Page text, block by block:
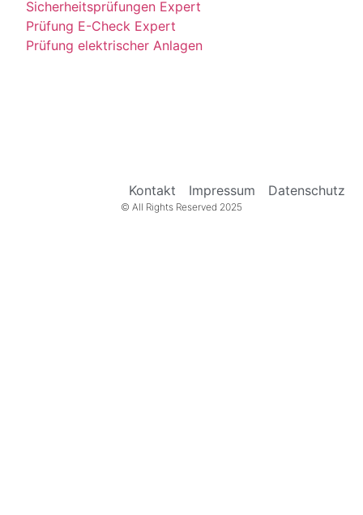
Sicherheitsprüfungen Expert
Prüfung E-Check Expert
Prüfung elektrischer Anlagen
Kontakt Impressum Datenschutz
© All Rights Reserved 2025